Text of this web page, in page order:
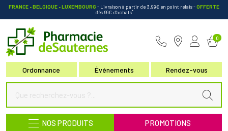
FRANCE • BELGIQUE • LUXEMBOURG - Livraison à partir de 3,99€ en point relais-OFFERTE
dès 69€ d’achats*
Ordonnance Événements Rendez-vous
0
NOS PRODUITS PROMOTIONS